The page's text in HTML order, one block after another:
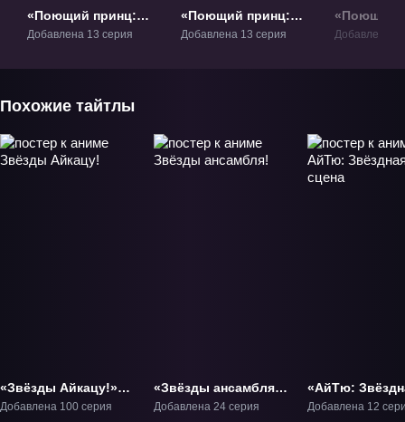
«Поющий принц:
Реально 1000%
Добавлена 13 серия
«Поющий принц:
реально 2000%
Добавлена 13 серия
«Поющий
Реально
Добавлена
Похожие тайтлы
«Звёзды Айкацу!»
ТВ-1
Добавлена 100 серия
«Звёзды ансамбля!»
ТВ-1
Добавлена 24 серия
«АйТю:
сцена» ТВ-1
Добавлена 12